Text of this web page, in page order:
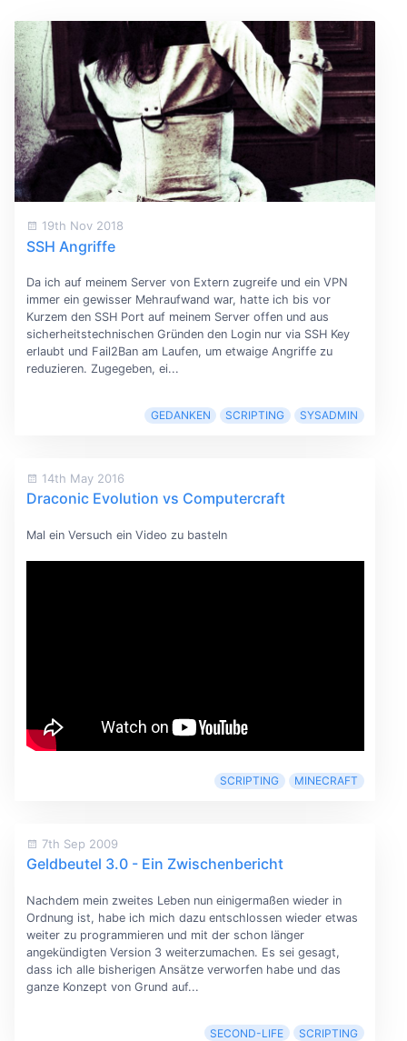
19th Nov 2018
SSH Angriffe
Da ich auf meinem Server von Extern zugreife und ein VPN
immer ein gewisser Mehraufwand war, hatte ich bis vor
Kurzem den SSH Port auf meinem Server offen und aus
sicherheitstechnischen Gründen den Login nur via SSH Key
erlaubt und Fail2Ban am Laufen, um etwaige Angriffe zu
reduzieren. Zugegeben, ei...
GEDANKEN SCRIPTING SYSADMIN
14th May 2016
Draconic Evolution vs Computercraft
Mal ein Versuch ein Video zu basteln
SCRIPTING MINECRAFT
7th Sep 2009
Geldbeutel 3.0 - Ein Zwischenbericht
Nachdem mein zweites Leben nun einigermaßen wieder in
Ordnung ist, habe ich mich dazu entschlossen wieder etwas
weiter zu programmieren und mit der schon länger
angekündigten Version 3 weiterzumachen. Es sei gesagt,
dass ich alle bisherigen Ansätze verworfen habe und das
ganze Konzept von Grund auf...
SECOND-LIFE SCRIPTING